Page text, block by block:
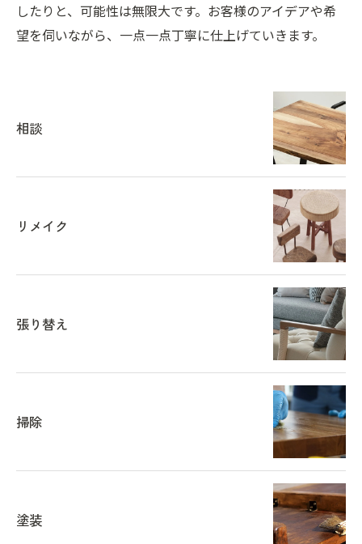
したりと、可能性は無限大です。お客様のアイデアや希
望を伺いながら、一点一点丁寧に仕上げていきます。
相談
リメイク
張り替え
掃除
塗装